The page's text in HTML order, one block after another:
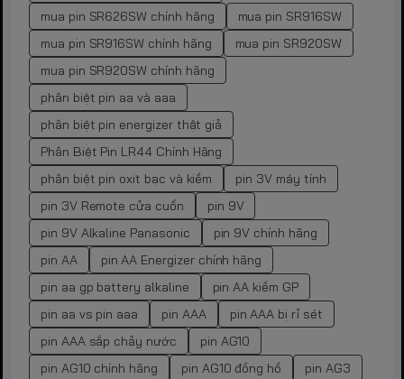
mua pin SR626SW chính hãng
mua pin SR916SW
mua pin SR916SW chính hãng
mua pin SR920SW
mua pin SR920SW chính hãng
phân biệt pin aa và aaa
phân biệt pin energizer thật giả
Phân Biệt Pin LR44 Chính Hãng
phân biệt pin oxit bạc và kiềm
pin 3V máy tính
pin 3V Remote cửa cuốn
pin 9V
pin 9V Alkaline Panasonic
pin 9V chính hãng
pin AA
pin AA Energizer chính hãng
pin aa gp battery alkaline
pin AA kiềm GP
pin aa vs pin aaa
pin AAA
pin AAA bị rỉ sét
pin AAA sắp chảy nước
pin AG10
pin AG10 chính hãng
pin AG10 đồng hồ
pin AG3